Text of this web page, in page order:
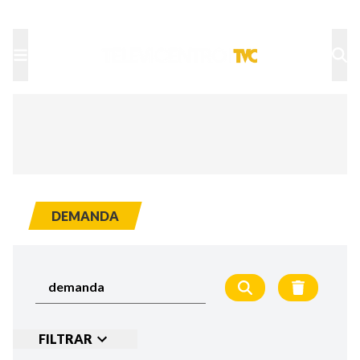
DEMANDA
FILTRAR